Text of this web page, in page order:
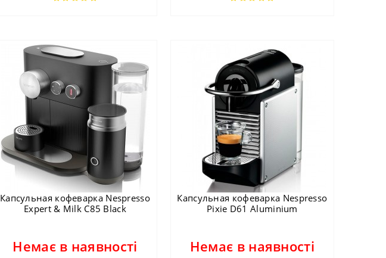
Капсульная кофеварка Nespresso
Expert & Milk C85 Black
Немає в наявності
Капсульная кофеварка Nespresso
Pixie D61 Aluminium
Немає в наявності